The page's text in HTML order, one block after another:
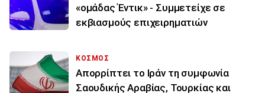
«ομάδας Έντικ» - Συμμετείχε σε
εκβιασμούς επιχειρηματιών
ΚΟΣΜΟΣ
Απορρίπτει το Ιράν τη συμφωνία
Σαουδικής Αραβίας, Τουρκίας και